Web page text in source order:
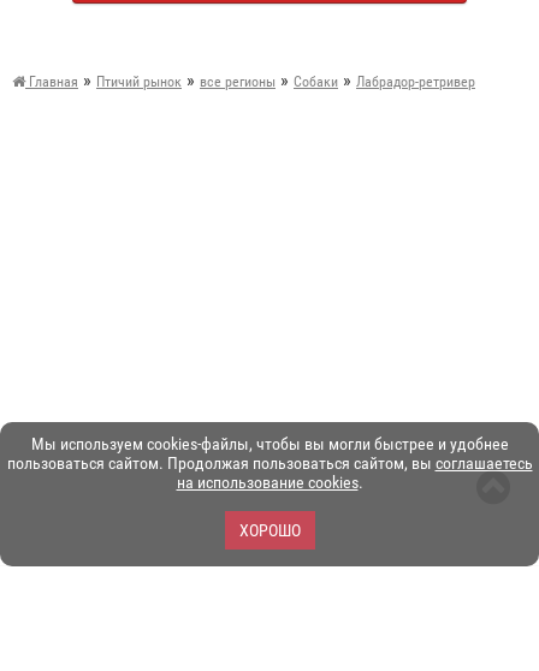
Мы используем cookies-файлы, чтобы вы могли быстрее и удобнее
пользоваться сайтом. Продолжая пользоваться сайтом, вы соглашаетесь
на использование cookies.
ХОРОШО
Главная » Птичий рынок » все регионы » Собаки » Лабрадор-ретривер